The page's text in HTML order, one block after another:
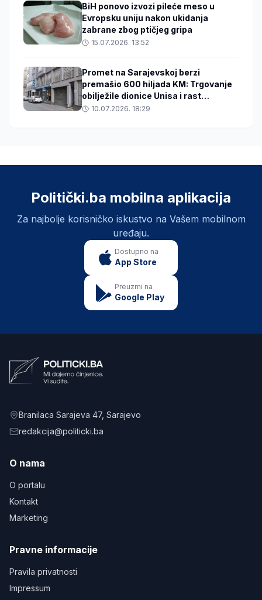
BiH ponovo izvozi pileće meso u
Evropsku uniju nakon ukidanja
zabrane zbog ptičjeg gripa
15.07.2026. 13:52
Promet na Sarajevskoj berzi
premašio 600 hiljada KM: Trgovanje
obilježile dionice Unisa i rast
bankarskog sektora
10.07.2026. 18:29
Politički.ba mobilna aplikacija
Za najbolje korisničko iskustvo na Vašem mobilnom
uređaju.
Dostupno na
App Store
Preuzmi na
Google Play
Branilaca Sarajeva 47, Sarajevo
redakcija@politicki.ba
O nama
O portalu
Kontakt
Marketing
Pravne informacije
Pravila privatnosti
Impressum